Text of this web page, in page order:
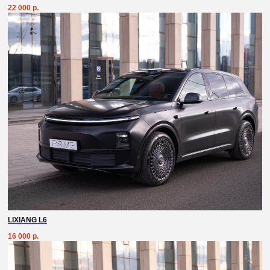
22 000 р.
LIXIANG L6
16 000 р.
© Все права защищены
Политика конфиденциальности
Разработка сайта: Art-Maksimenko
Автопарк
Условия аренды
Для юридических лиц
Частые вопросы